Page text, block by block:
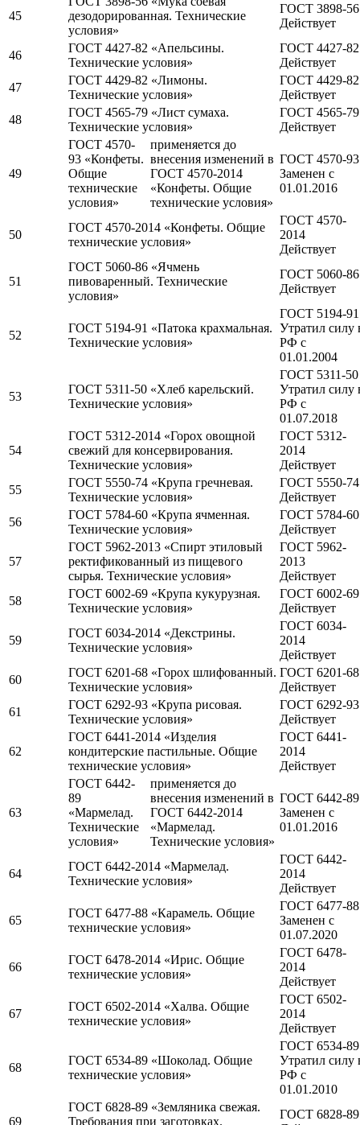
45
дезодорированная. Технические
условия»
ГОСТ 3898-56
Действует
46
ГОСТ 4427-82 «Апельсины.
Технические условия»
ГОСТ 4427-82
Действует
47
ГОСТ 4429-82 «Лимоны.
Технические условия»
ГОСТ 4429-82
Действует
48
ГОСТ 4565-79 «Лист сумаха.
Технические условия»
ГОСТ 4565-79
Действует
49
ГОСТ 4570-
93 «Конфеты.
Общие
технические
условия»
применяется до
внесения изменений в
ГОСТ 4570-2014
«Конфеты. Общие
технические условия»
ГОСТ 4570-93
Заменен c
01.01.2016
50
ГОСТ 4570-2014 «Конфеты. Общие
технические условия»
ГОСТ 4570-
2014
Действует
51
ГОСТ 5060-86 «Ячмень
пивоваренный. Технические
условия»
ГОСТ 5060-86
Действует
52
ГОСТ 5194-91 «Патока крахмальная.
Технические условия»
ГОСТ 5194-91
Утратил силу
РФ c
01.01.2004
53
ГОСТ 5311-50 «Хлеб карельский.
Технические условия»
ГОСТ 5311-50
Утратил силу
РФ c
01.07.2018
54
ГОСТ 5312-2014 «Горох овощной
свежий для консервирования.
Технические условия»
ГОСТ 5312-
2014
Действует
55
ГОСТ 5550-74 «Крупа гречневая.
Технические условия»
ГОСТ 5550-74
Действует
56
ГОСТ 5784-60 «Крупа ячменная.
Технические условия»
ГОСТ 5784-60
Действует
57
ГОСТ 5962-2013 «Спирт этиловый
ректификованный из пищевого
сырья. Технические условия»
ГОСТ 5962-
2013
Действует
58
ГОСТ 6002-69 «Крупа кукурузная.
Технические условия»
ГОСТ 6002-69
Действует
59
ГОСТ 6034-2014 «Декстрины.
Технические условия»
ГОСТ 6034-
2014
Действует
60
ГОСТ 6201-68 «Горох шлифованный.
Технические условия»
ГОСТ 6201-68
Действует
61
ГОСТ 6292-93 «Крупа рисовая.
Технические условия»
ГОСТ 6292-93
Действует
62
ГОСТ 6441-2014 «Изделия
кондитерские пастильные. Общие
технические условия»
ГОСТ 6441-
2014
Действует
63
ГОСТ 6442-
89
«Мармелад.
Технические
условия»
применяется до
внесения изменений в
ГОСТ 6442-2014
«Мармелад.
Технические условия»
ГОСТ 6442-89
Заменен c
01.01.2016
64
ГОСТ 6442-2014 «Мармелад.
Технические условия»
ГОСТ 6442-
2014
Действует
65
ГОСТ 6477-88 «Карамель. Общие
технические условия»
ГОСТ 6477-88
Заменен c
01.07.2020
66
ГОСТ 6478-2014 «Ирис. Общие
технические условия»
ГОСТ 6478-
2014
Действует
67
ГОСТ 6502-2014 «Халва. Общие
технические условия»
ГОСТ 6502-
2014
Действует
68
ГОСТ 6534-89 «Шоколад. Общие
технические условия»
ГОСТ 6534-89
Утратил силу
РФ c
01.01.2010
69
ГОСТ 6828-89 «Земляника свежая.
Требования при заготовках.
ГОСТ 6828-89